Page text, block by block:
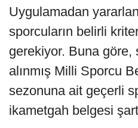
Uygulamadan
sporcuların belirli
gerekiyor. Buna göre,
alınmış Milli Sporcu
sezonuna ait geçerli
ikametgah belgesi